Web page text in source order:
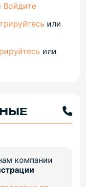
Войдите
или
или
компании